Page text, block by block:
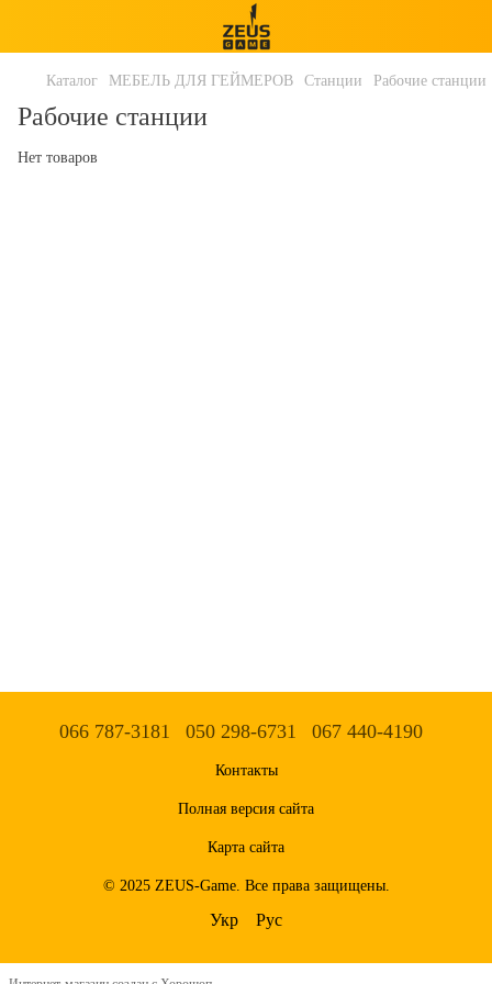
Каталог МЕБЕЛЬ ДЛЯ ГЕЙМЕРОВ Станции Рабочие станции
Рабочие станции
Нет товаров
066 787-3181 050 298-6731 067 440-4190
Контакты
Полная версия сайта
Карта сайта
© 2025 ZEUS-Game. Все права защищены.
Укр Рус